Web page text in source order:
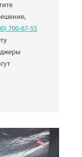
700-87-55